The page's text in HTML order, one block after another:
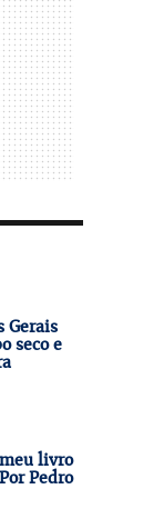
Gerais
seco e
livro
Pedro